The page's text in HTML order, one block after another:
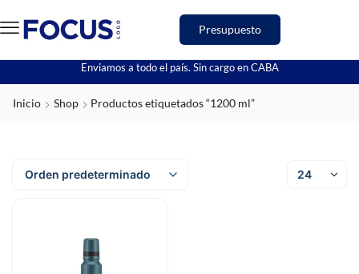
Presupuesto
Enviamos a todo el país. Sin cargo en CABA
Inicio Shop Productos etiquetados “1200 ml”